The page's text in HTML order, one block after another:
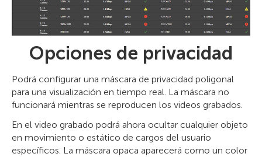
Opciones de privacidad
Podrá configurar una máscara de privacidad poligonal
para una visualización en tiempo real. La máscara no
funcionará mientras se reproducen los videos grabados.
En el video grabado podrá ahora ocultar cualquier objeto
en movimiento o estático de cargos del usuario
específicos. La máscara opaca aparecerá como un color